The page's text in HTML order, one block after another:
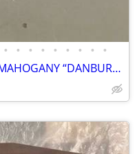
• • • • • • • • •
VTG 1930’S CHARAK FURN. CO. MAHOGANY “DANBURY” DROP LEAF TABLE